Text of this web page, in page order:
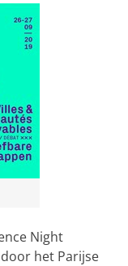
Night
het Parijse